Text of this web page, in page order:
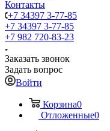
Контакты
+7 34397 3-77-85
+7 34397 3-77-85
+7 982 720-83-23
Заказать звонок
Задать вопрос
Войти
Корзина0
Отложенные0